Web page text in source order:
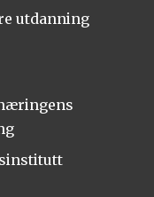
utdanning